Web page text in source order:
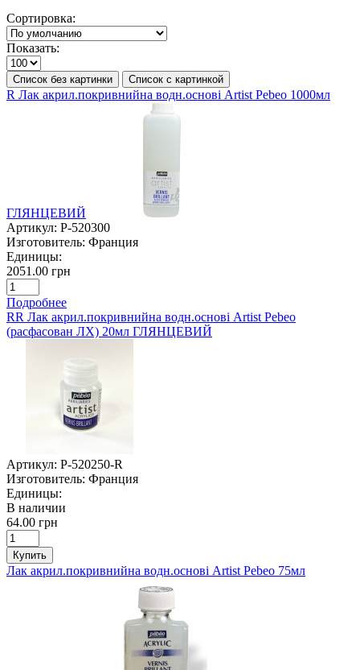
Сортировка:
Показать:
Список без картинки Список с картинкой
R Лак акрил.покривнийна водн.основі Artist Pebeo 1000мл
ГЛЯНЦЕВИЙ
Артикул: P-520300
Изготовитель: Франция
Единицы:
2051.00 грн
Подробнее
RR Лак акрил.покривнийна водн.основі Artist Pebeo
(расфасован ЛХ) 20мл ГЛЯНЦЕВИЙ
Артикул: P-520250-R
Изготовитель: Франция
Единицы:
В наличии
64.00 грн
Купить
Лак акрил.покривнийна водн.основі Artist Pebeo 75мл